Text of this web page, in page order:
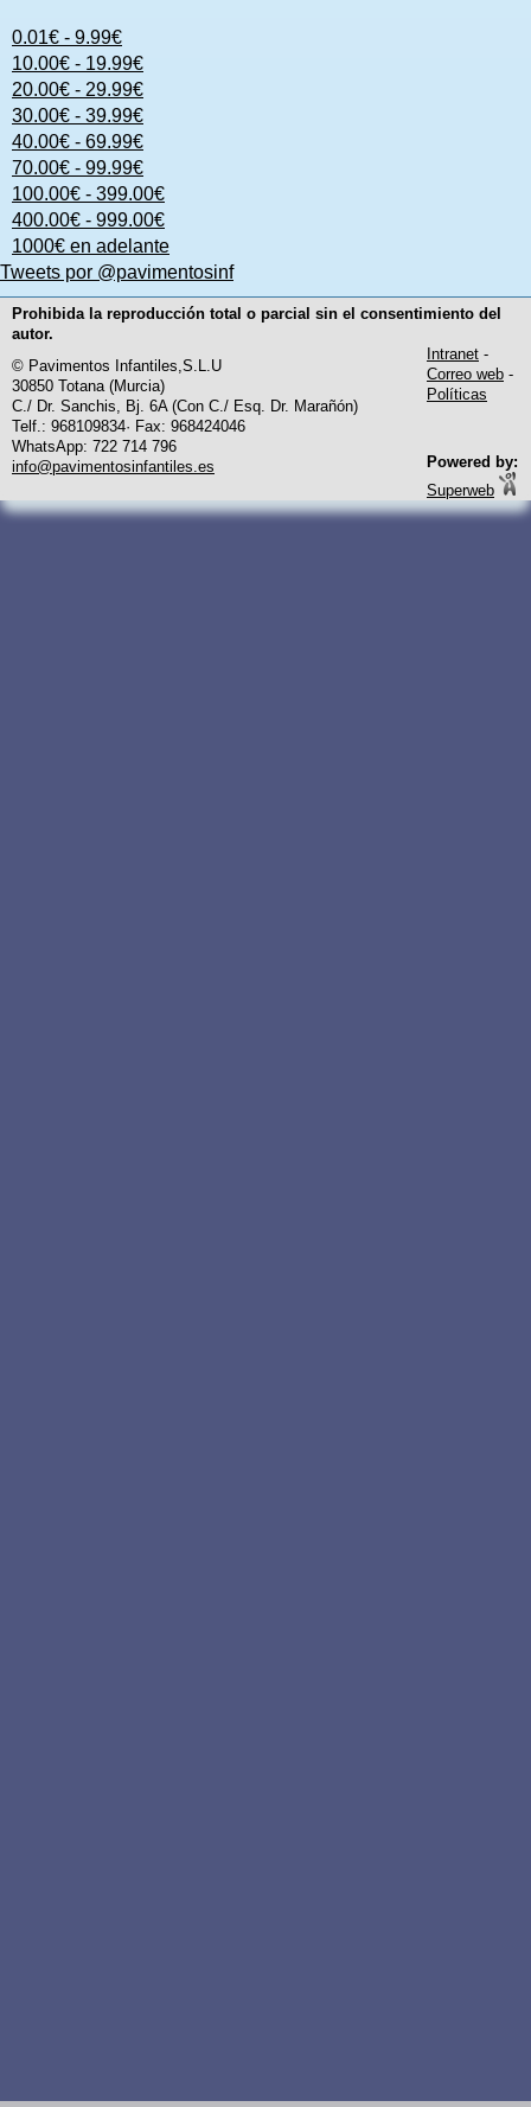
0.01€ - 9.99€
10.00€ - 19.99€
20.00€ - 29.99€
30.00€ - 39.99€
40.00€ - 69.99€
70.00€ - 99.99€
100.00€ - 399.00€
400.00€ - 999.00€
1000€ en adelante
Tweets por @pavimentosinf
Prohibida la reproducción total o parcial sin el consentimiento del
autor.
© Pavimentos Infantiles,S.L.U
30850 Totana (Murcia)
C./ Dr. Sanchis, Bj. 6A (Con C./ Esq. Dr. Marañón)
Telf.: 968109834· Fax: 968424046
WhatsApp: 722 714 796
info@pavimentosinfantiles.es
Intranet -
Correo web -
Políticas
Powered by:
Superweb